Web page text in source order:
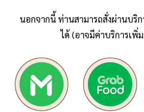
นอกจากนี้ ท่านสามารถสั่งผ่านบริก
ได้ (อาจมีค่าบริการเพิ่